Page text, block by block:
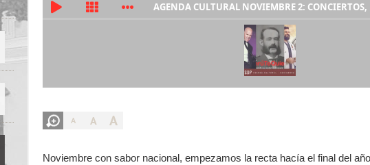
AGENDA CULTURAL NOVIEMBRE 2:
A A A
Noviembre con sabor nacional, empezamos la recta hacía el final del